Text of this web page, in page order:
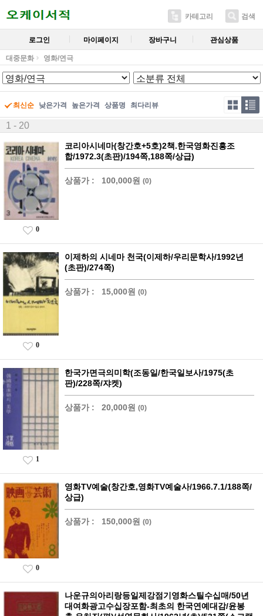
카테고리 검색
로그인 마이페이지 장바구니 관심상품
대중문화 영화/연극
최신순 낮은가격 높은가격 상품명 최다리뷰
1 - 20
코리아시네마(창간호+5호)2책.한국영화진흥조
합/1972.3(초판)/194쪽,188쪽/상급)
상품가 : 100,000원 (0)
0
이제하의 시네마 천국(이제하/우리문학사/1992년
(초판)/274쪽)
상품가 : 15,000원 (0)
0
한국가면극의미학(조동일/한국일보사/1975(초
판)/228쪽/쟈켓)
상품가 : 20,000원 (0)
1
영화TV예술(창간호,영화TV예술사/1966.7.1/188쪽/
상급)
상품가 : 150,000원 (0)
0
나운규의아리랑등일제강점기영화스틸수십매/50년
대여화광고수십장포함-최초의 한국연예대감/윤봉